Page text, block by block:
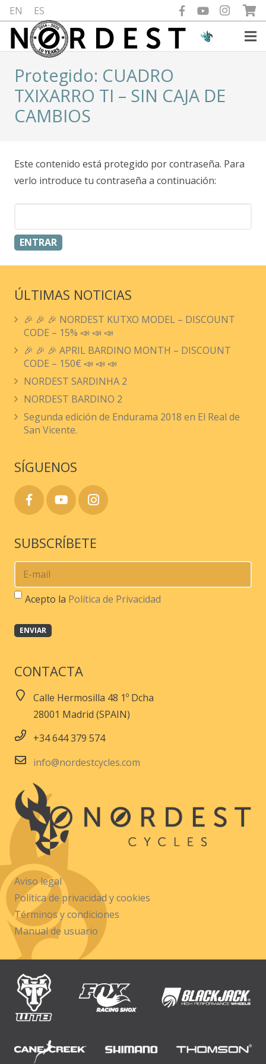
EN ES
Protegido: CUADRO
TXIXARRO TI – SIN CAJA DE
CAMBIOS
Este contenido está protegido por contraseña. Para
verlo introduce tu contraseña a continuación:
ÚLTIMAS NOTICIAS
🎉 🎉 🎉 NORDEST KUTXO MODEL – DISCOUNT
CODE – 15% 📣 📣 📣
🎉 🎉 🎉 APRIL BARDINO MONTH – DISCOUNT
CODE – 150€ 📣 📣 📣
NORDEST SARDINHA 2
NORDEST BARDINO 2
Segunda edición de Endurama 2018 en El Real de
San Vicente.
SÍGUENOS
SUBSCRÍBETE
Acepto la Política de Privacidad
CONTACTA
Calle Hermosilla 48 1º Dcha
28001 Madrid (SPAIN)
+34 644 379 574
info@nordestcycles.com
Aviso legal
Política de privacidad y cookies
Términos y condiciones
Manual de usuario